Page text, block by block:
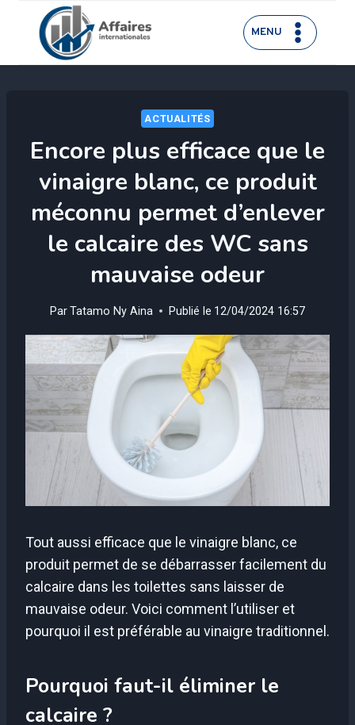
contenu
MENU
ACTUALITÉS
Encore plus efficace que le
vinaigre blanc, ce produit
méconnu permet d’enlever
le calcaire des WC sans
mauvaise odeur
ParTatamo Ny Aina Publié le 12/04/2024 16:57
Tout aussi efficace que le vinaigre blanc, ce
produit permet de se débarrasser facilement du
calcaire dans les toilettes sans laisser de
mauvaise odeur. Voici comment l’utiliser et
pourquoi il est préférable au vinaigre traditionnel.
Pourquoi faut-il éliminer le
calcaire ?